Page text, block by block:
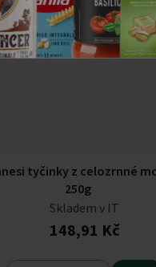
tyčinky z celozrnné
250g
Skladem v IT
148,91 Kč